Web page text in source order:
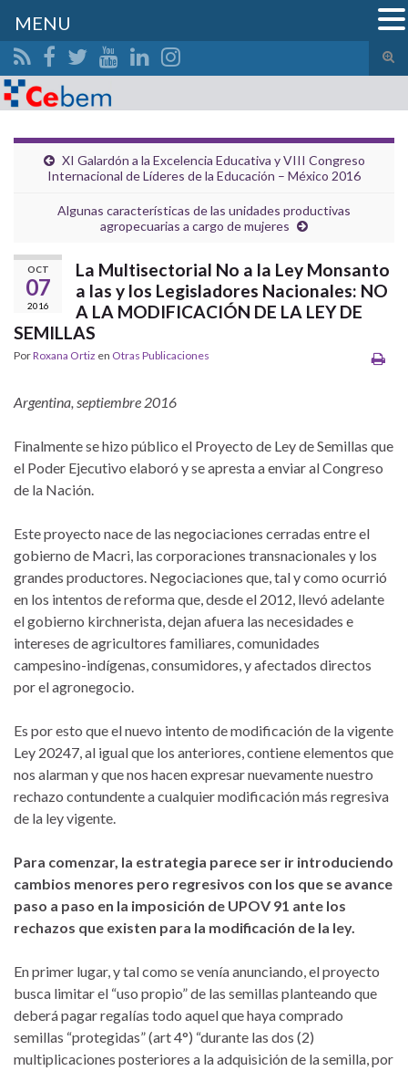
el
Search for:
XI Galardón a la Excelencia Educativa y VIII Congreso
Internacional de Líderes de la Educación – México 2016
Algunas características de las unidades productivas
agropecuarias a cargo de mujeres
OCT
07
2016
La Multisectorial No a la Ley Monsanto
a las y los Legisladores Nacionales: NO
A LA MODIFICACIÓN DE LA LEY DE
SEMILLAS
PorRoxana Ortiz en Otras Publicaciones
Argentina, septiembre 2016
Finalmente se hizo público el Proyecto de Ley de Semillas que
el Poder Ejecutivo elaboró y se apresta a enviar al Congreso
de la Nación.
Este proyecto nace de las negociaciones cerradas entre el
gobierno de Macri, las corporaciones transnacionales y los
grandes productores. Negociaciones que, tal y como ocurrió
en los intentos de reforma que, desde el 2012, llevó adelante
el gobierno kirchnerista, dejan afuera las necesidades e
intereses de agricultores familiares, comunidades
campesino-indígenas, consumidores, y afectados directos
por el agronegocio.
Es por esto que el nuevo intento de modificación de la vigente
Ley 20247, al igual que los anteriores, contiene elementos que
nos alarman y que nos hacen expresar nuevamente nuestro
rechazo contundente a cualquier modificación más regresiva
de la ley vigente.
Para comenzar, la estrategia parece ser ir introduciendo
cambios menores pero regresivos con los que se avance
paso a paso en la imposición de UPOV 91 ante los
rechazos que existen para la modificación de la ley.
En primer lugar, y tal como se venía anunciando, el proyecto
busca limitar el “uso propio” de las semillas planteando que
deberá pagar regalías todo aquel que haya comprado
semillas “protegidas” (art 4°) “durante las dos (2)
multiplicaciones posteriores a la adquisición de la semilla, por
MENU